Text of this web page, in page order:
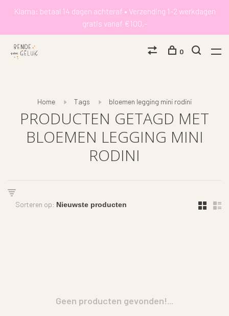
Klarna: betaal 14 dagen achteraf • Verzending 1-2 werkdagen
gratis vanaf €100,-
0
Home Tags bloemen legging mini rodini
PRODUCTEN GETAGD MET
BLOEMEN LEGGING MINI
RODINI
Sorteren op:
Geen producten gevonden!...